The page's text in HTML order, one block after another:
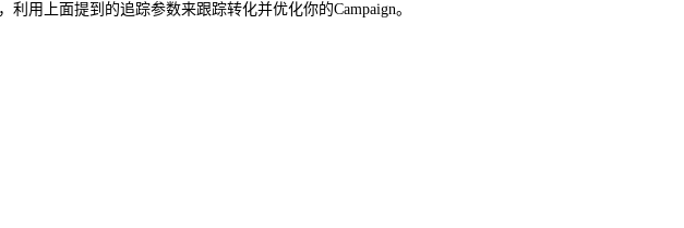
用上面提到的追踪参数来跟踪转化并优化你的Campaign。